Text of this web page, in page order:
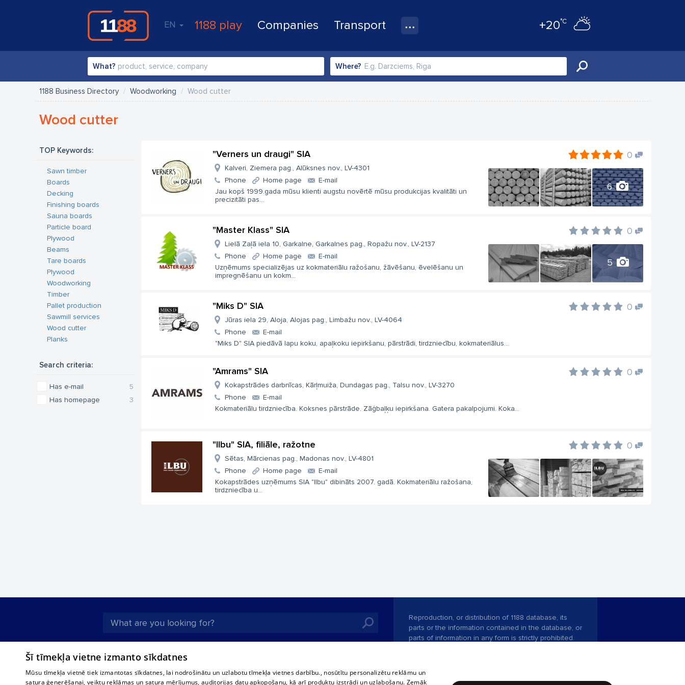
EN 1188 play Companies Transport +20°C
What? Where?
1188 Business Directory Woodworking Wood cutter
Wood cutter
TOP Keywords:
Sawn timber
Boards
Decking
Finishing boards
Sauna boards
Particle board
Plywood
Beams
Tare boards
Plywood
Woodworking
Timber
Pallet production
Sawmill services
Wood cutter
Planks
Search criteria:
5
Has e-mail
3
Has homepage
"Verners un draugi" SIA 0
6
Kalveri, Ziemera pag., Alūksnes nov., LV-4301
Phone
Home page
E-mail
Jau kopš 1999.gada mūsu klienti augstu novērtē mūsu produkcijas kvalitāti un
precizitāti pas...
"Master Klass" SIA 0
5
Lielā Zaļā iela 10, Garkalne, Garkalnes pag., Ropažu nov., LV-2137
Phone
Home page
E-mail
Uzņēmums specializējas uz kokmateriālu ražošanu, žāvēšanu, ēvelēšanu un
impregnēšanu un kokm...
"Miks D" SIA 0
Jūras iela 29, Aloja, Alojas pag., Limbažu nov., LV-4064
Phone
E-mail
"Miks D" SIA piedāvā lapu koku, apaļkoku iepirkšanu, pārstrādi, tirdzniecību, kokmateriālus...
"Amrams" SIA 0
Kokapstrādes darbnīcas, Kārļmuiža, Dundagas pag., Talsu nov., LV-3270
Phone
E-mail
Kokmateriālu tirdzniecība. Koksnes pārstrāde. Zāģbaļķu iepirkšana. Gatera pakalpojumi. Koka...
"Ilbu" SIA, filiāle, ražotne 0
Sētas, Mārcienas pag., Madonas nov., LV-4801
Phone
Home page
E-mail
Kokapstrādes uzņēmums SIA "Ilbu" dibināts 2007. gadā. Kokmateriālu ražošana,
tirdzniecība u...
About us
For business
international schedules
Contract rules
Reproduction, or distribution of 1188 database, its
parts or the information contained in the database, or
parts of information in any form is strictly prohibited.
website.
Šī tīmekļa vietne izmanto sīkdatnes
Mūsu tīmekļa vietnē tiek izmantotas sīkdatnes, lai nodrošinātu un uzlabotu tīmekļa vietnes darbību., nosūtītu personalizētu reklāmu un
satura ģenerēšanai, veiktu reklāmas un satura mērījumus, auditorijas datu apkopošanu, kā arī produktu izstrādi un uzlabošanu. Zemāk